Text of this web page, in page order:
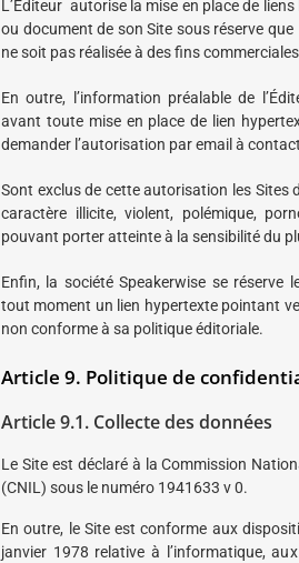
L’Éditeur autorise la mise en place de
ou document de son Site sous réserve que
ne soit pas réalisée à des fins
En outre, l’information préalable de
avant toute mise en place de lien
demander l’autorisation par email à
Sont exclus de cette autorisation les
caractère illicite, violent, polémique,
pouvant porter atteinte à la sensibilité du
Enfin, la société Speakerwise se réserve
tout moment un lien hypertexte pointant
non conforme à sa politique éditoriale.
Article 9. Politique de
Article 9.1. Collecte des données
Le Site est déclaré à la Commission
(CNIL) sous le numéro 1941633 v 0.
En outre, le Site est conforme aux
janvier 1978 relative à l’informatique,